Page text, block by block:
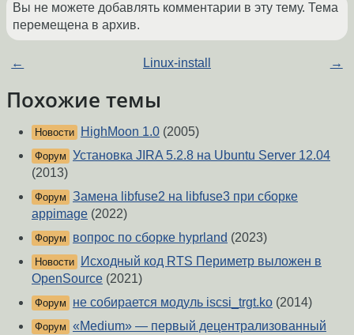
Вы не можете добавлять комментарии в эту тему. Тема
перемещена в архив.
← Linux-install →
Похожие темы
Новости HighMoon 1.0 (2005)
Форум Установка JIRA 5.2.8 на Ubuntu Server 12.04
(2013)
Форум Замена libfuse2 на libfuse3 при сборке
appimage (2022)
Форум вопрос по сборке hyprland (2023)
Новости
Исходный код RTS Периметр выложен в
OpenSource (2021)
Форум не собирается модуль iscsi_trgt.ko (2014)
Форум «Medium» — первый децентрализованный